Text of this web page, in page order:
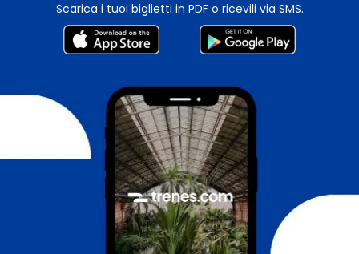
Scarica i tuoi biglietti in PDF o ricevili via SMS.